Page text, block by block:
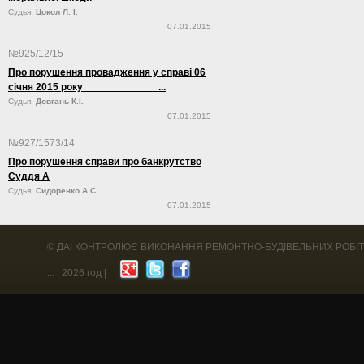
Судья: Цокол Л. І.
07.01.2015
№925/12/15
Про порушення провадження у справі 06
січня 2015 року ...
Судья: Довгань К.І.
07.01.2015
№927/1573/14
Про порушення справи про банкрутство
Суддя А
Судья: Сидоренко А.С.
07.01.2015
© ДАІ КОНТРОЛЮЄ ВИКОНАННЯ РЕМОНТНО-БУДІВЕЛЬНИХ РОБІТ
... , 2026 год |